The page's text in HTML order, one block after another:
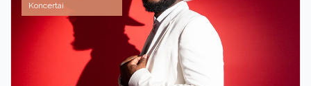
Koncertai